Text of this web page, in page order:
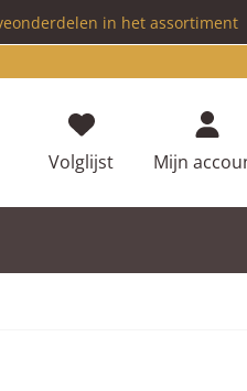
in het assortiment
VolglijstJe hebt 0 items
Mijn